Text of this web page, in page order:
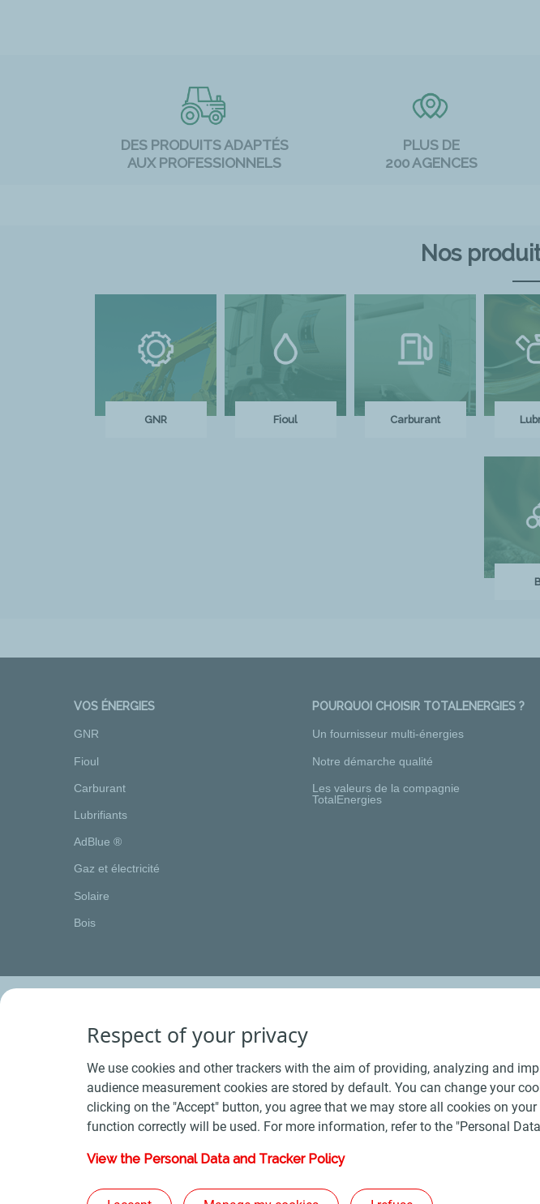
DES PRODUITS ADAPTÉS
AUX PROFESSIONNELS
PLUS DE
200 AGENCES
Nos
GNR Fioul Carburant
VOS ÉNERGIES
GNR
Fioul
Carburant
Lubrifiants
AdBlue ®
Gaz et électricité
Solaire
Bois
POURQUOI CHOISIR TOTALENERGIES ?
Un fournisseur multi-énergies
Notre démarche qualité
Les valeurs de la compagnie
TotalEnergies
Conditions Générales de Vente Bois - Conditions Générales de Vente Produits Pétroliers
Plan du site - Les sites de la compagnie
Respect of your privacy
We use cookies and other trackers with the aim of providing, analyzing and
audience measurement cookies are stored by default. You can change your
clicking on the "Accept" button, you agree that we may store all cookies on
function correctly will be used. For more information, refer to the "Personal
View the Personal Data and Tracker Policy